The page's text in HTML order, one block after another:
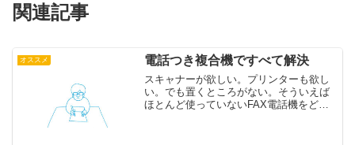
関連記事
オススメ 電話つき複合機ですべて解決
スキャナーが欲しい。プリンターも欲し
い。でも置くところがない。そういえば
ほとんど使っていないFAX電話機をどか